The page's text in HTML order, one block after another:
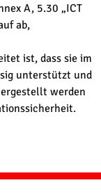
A, 5.30 „ICT
ab,
ist, dass sie im
unterstützt und
werden